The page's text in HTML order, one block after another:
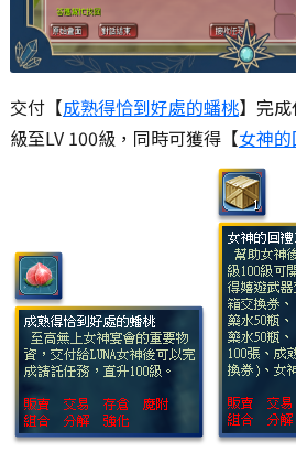
交付【成熟得恰到好處的蟠桃】完
級至LV 100級，同時可獲得【女神